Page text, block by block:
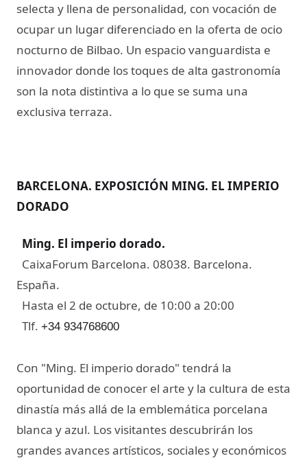
selecta y llena de personalidad, con vocación de
ocupar un lugar diferenciado en la oferta de ocio
nocturno de Bilbao. Un espacio vanguardista e
innovador donde los toques de alta gastronomía
son la nota distintiva a lo que se suma una
exclusiva terraza.
BARCELONA. EXPOSICIÓN MING. EL IMPERIO
DORADO
Ming. El imperio dorado.
CaixaForum Barcelona. 08038. Barcelona.
España.
Hasta el 2 de octubre, de 10:00 a 20:00
Tlf. +34 934768600
Con "Ming. El imperio dorado" tendrá la
oportunidad de conocer el arte y la cultura de esta
dinastía más allá de la emblemática porcelana
blanca y azul. Los visitantes descubrirán los
grandes avances artísticos, sociales y económicos